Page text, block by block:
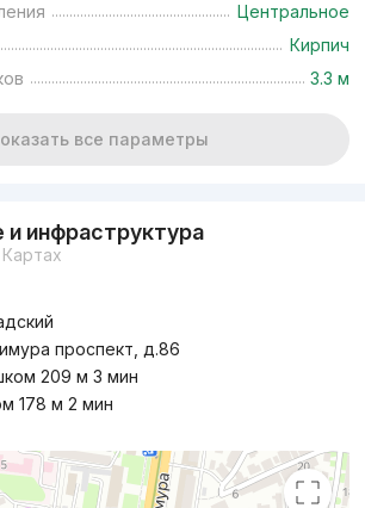
Центральное
Кирпич
3.3 м
все параметры
инфраструктура
проспект, д.86
209 м 3 мин
178 м 2 мин